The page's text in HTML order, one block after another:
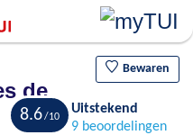
de
Bewaren
8.6
Uitstekend
9 beoordelingen